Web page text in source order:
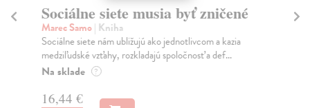
Sociálne siete musia byť zničené
Marec Samo| Kniha
Sociálne siete nám ubližujú ako jednotlivcom a kazia
medziľudské vzťahy, rozkladajú spoločnosť a def...
Na sklade ?
16,44 €